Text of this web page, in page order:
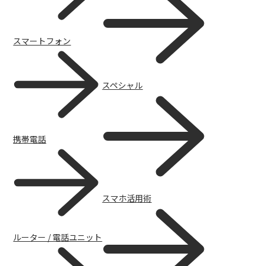
スマートフォン
携帯電話
ルーター / 電話ユニット
スペシャル
スマホ活用術